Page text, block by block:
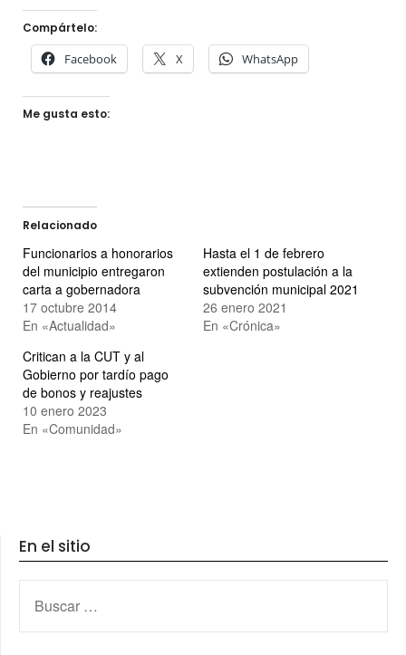
Compártelo:
Facebook X WhatsApp
Me gusta esto:
Relacionado
Funcionarios a honorarios
del municipio entregaron
carta a gobernadora
17 octubre 2014
En «Actualidad»
Hasta el 1 de febrero
extienden postulación a la
subvención municipal 2021
26 enero 2021
En «Crónica»
Critican a la CUT y al
Gobierno por tardío pago
de bonos y reajustes
10 enero 2023
En «Comunidad»
En el sitio